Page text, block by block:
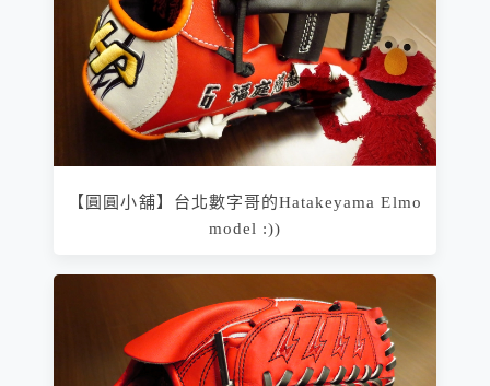
【圓圓小舖】台北數字哥的Hatakeyama Elmo
model :))